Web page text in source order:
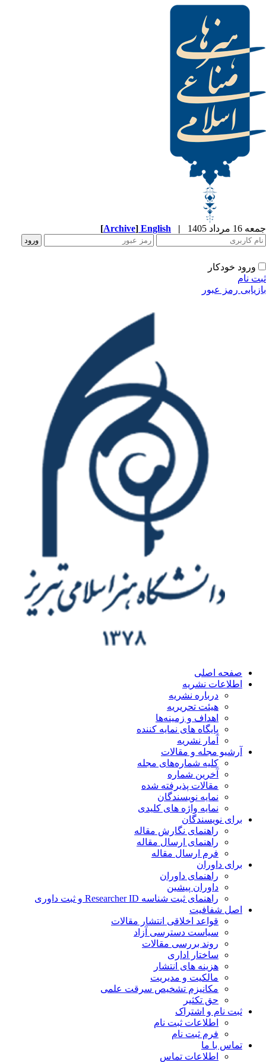
|
English
[ Archive
عبور
اصلی
نشریه
درباره نشریه
هیئت تحریریه
اهداف و زمینه‌ها
پایگاه های نمایه کننده
آمار نشریه
مجله و مقالات
کلیه شماره‌های مجله
آخرین شماره
مقالات پذیرفته شده
نمایه نویسندگان
نمایه واژه های کلیدی
نویسندگان
راهنمای نگارش مقاله
راهنمای ارسال مقاله
فرم ارسال مقاله
داوران
راهنمای داوران
داوران پیشین
راهنمای ثبت شناسه Researcher ID و ثبت داوری
شفافیت
قواعد اخلاقی انتشار مقالات
سیاست دسترسی آزاد
روند بررسی مقالات
ساختار اداری
هزینه های انتشار
مالکیت و مدیریت
ﻣﮑﺎﻧﯿﺰم ﺗﺸﺨﯿﺺ ﺳﺮﻗﺖ ﻋﻠﻤﯽ
حق تکثیر
نام و اشتراک
اطلاعات ثبت نام
فرم ثبت نام
با ما
اطلاعات تماس